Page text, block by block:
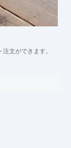
文ができます。